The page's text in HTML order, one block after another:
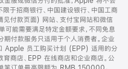
于招商银行、中国建设银行、中国工商
见付款页面) 网站、支付宝网站和微信
可能需要满足特定金额要求，不同免息
期付款服务只适用于个人消费者。企业
Apple 员工购买计划 (EPP) 适用的分
商店、EPP 在线商店和企业商店。公